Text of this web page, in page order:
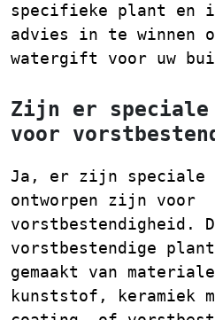
specifieke plant en
advies in te winnen
watergift voor uw
Zijn er speciale
voor
Ja, er zijn speciale
ontworpen zijn voor
vorstbestendigheid.
vorstbestendige
gemaakt van
kunststof, keramiek